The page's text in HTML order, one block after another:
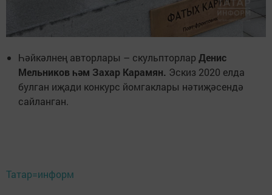
Һәйкәлнең авторлары – скульпторлар Денис
Мельников һәм Захар Карамян. Эскиз 2020 елда
булган иҗади конкурс йомгаклары нәтиҗәсендә
сайланган.
Татар=информ